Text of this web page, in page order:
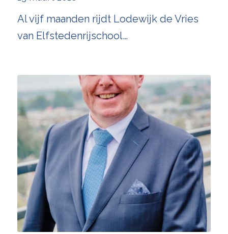
Al vijf maanden rijdt Lodewijk de Vries
van Elfstedenrijschool…